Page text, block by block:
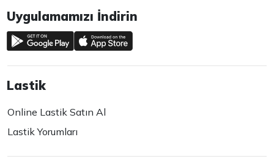
Uygulamamızı İndirin
Lastik
Online Lastik Satın Al
Lastik Yorumları